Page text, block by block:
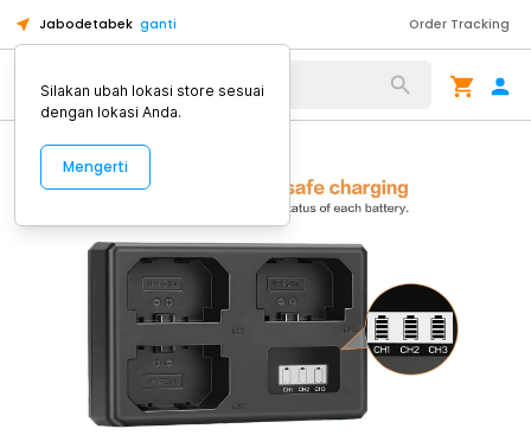
Jabodetabek ganti Order Tracking
Alat Kopi
Silakan ubah lokasi store sesuai
dengan lokasi Anda.
Mengerti